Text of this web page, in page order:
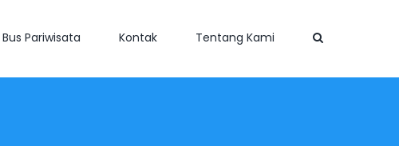
Pariwisata Kontak Tentang Kami